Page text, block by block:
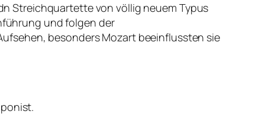
Streichquartette von völlig neuem Typus
und folgen der
besonders Mozart beeinflussten sie